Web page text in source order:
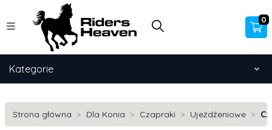
0
Kategorie
Strona główna Dla Konia Czapraki Ujeżdżeniowe